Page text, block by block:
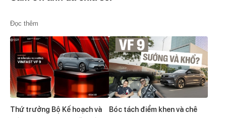
Đọc thêm
Thứ trưởng Bộ Kế hoạch và
Bóc tách điểm khen và chê